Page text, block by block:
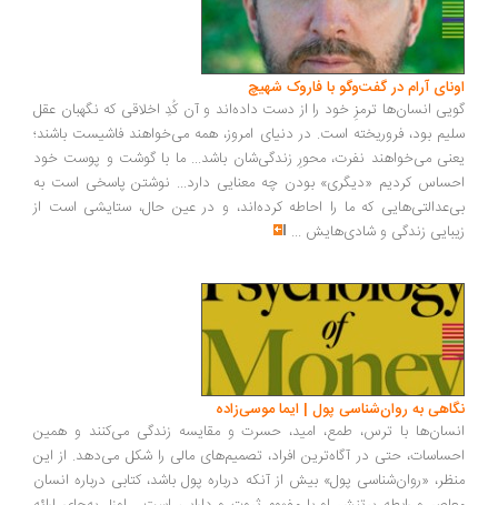
آرام در گفت‌وگو با فاروک شهیچ‭
انسان‌ها ترمزِ خود را از دست داده‌اند و آن کُدِ اخلاقی که نگهبان عقل
بود، فروریخته است. در دنیای امروز، همه می‌خواهند فاشیست باشند؛
می‌خواهند نفرت، محورِ زندگی‌شان باشد... ما با گوشت و پوست خود
کردیم «دیگری» بودن چه معنایی دارد... نوشتن پاسخی است به
که ما را احاطه کرده‌اند، و در عین حال، ستایشی است از
زندگی و شادی‌هایش...
به روان‌شناسی پول | ایما موسی‌زاده
با ترس، طمع، امید، حسرت و مقایسه زندگی می‌کنند و همین
حتی در آگاه‌ترین افراد، تصمیم‌های مالی را شکل می‌دهد. از این
«روان‌شناسی پول» بیش از آنکه درباره پول باشد، کتابی درباره انسان